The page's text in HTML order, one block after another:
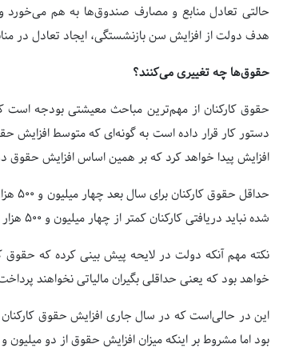
حالتی تعادل منابع و مصارف صندوق‌ها به هم می‌خورد
هدف دولت از افزایش سن بازنشستگی، ایجاد تعادل در
حقوق‌ها چه تغییری می‌کنند؟
حقوق کارکنان از مهم‌ترین مباحث معیشتی بودجه است
افزایش پیدا خواهد کرد که بر همین اساس افزایش حقوق در سال آینده بین ۵ تا
شده نباید دریافتی کارکنان کمتر از چهار میلیون و ۵۰۰ هزار تومان باشد.
نکته مهم آنکه دولت در لایحه پیش بینی کرده که حقوق
خواهد بود که یعنی حداقلی بگیران مالیاتی نخواهند
بود اما مشروط بر اینکه میزان افزایش حقوق از دو میلیون و ۵۰۰ هزار تومان تجاوز نکند.
صفحه اول روزنامه‌های 14 مرداد 1405